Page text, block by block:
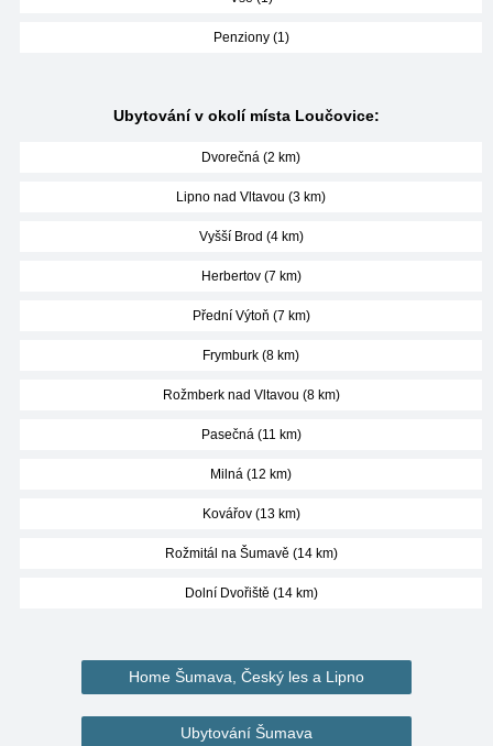
Penziony (1)
Ubytování v okolí místa Loučovice:
Dvorečná (2 km)
Lipno nad Vltavou (3 km)
Vyšší Brod (4 km)
Herbertov (7 km)
Přední Výtoň (7 km)
Frymburk (8 km)
Rožmberk nad Vltavou (8 km)
Pasečná (11 km)
Milná (12 km)
Kovářov (13 km)
Rožmitál na Šumavě (14 km)
Dolní Dvořiště (14 km)
Home Šumava, Český les a Lipno
Ubytování Šumava